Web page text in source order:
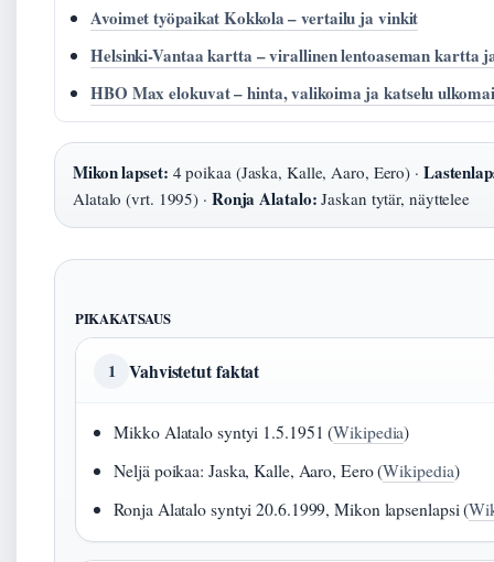
Avoimet työpaikat Kokkola – vertailu ja vinkit
Helsinki-Vantaa kartta – virallinen lentoaseman kartta
HBO Max elokuvat – hinta, valikoima ja katselu
Mikon lapset: 4 poikaa (Jaska, Kalle, Aaro, Eero) ·
Alatalo (vrt. 1995) · Ronja Alatalo: Jaskan tytär, näyttelee
PIKAKATSAUS
1 Vahvistetut faktat
Mikko Alatalo syntyi 1.5.1951 (Wikipedia)
Neljä poikaa: Jaska, Kalle, Aaro, Eero (Wikipedia)
Ronja Alatalo syntyi 20.6.1999, Mikon lapsenlapsi (